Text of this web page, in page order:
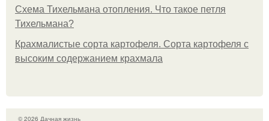
Схема Тихельмана отопления. Что такое петля
Тихельмана?
Крахмалистые сорта картофеля. Сорта картофеля с
высоким содержанием крахмала
© 2026 Дачная жизнь